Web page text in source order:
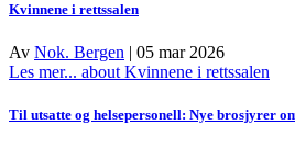
Kvinnene i rettssalen
Av Nok. Bergen | 05 mar 2026
Les mer... about Kvinnene i rettssalen
Til utsatte og helsepersonell: Nye brosjyrer